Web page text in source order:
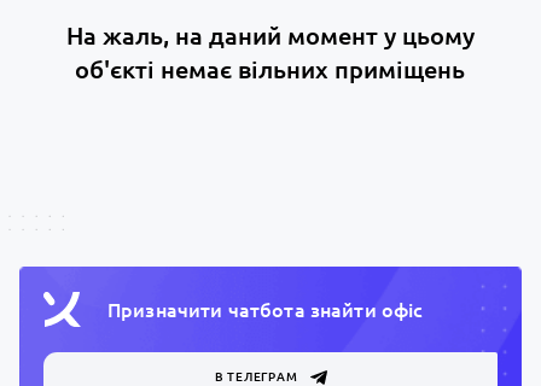
На жаль, на даний момент у цьому
об'єкті немає вільних приміщень
Призначити чатбота знайти офiс
В ТЕЛЕГРАМ